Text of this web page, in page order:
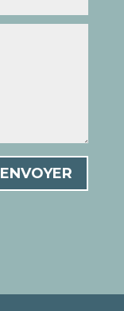
ENVOYER